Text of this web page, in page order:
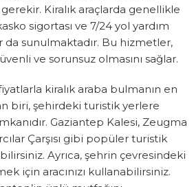
Kiralık araçlarda genellikle
sigortası ve 7/24 yol yardım
sunulmaktadır. Bu hizmetler,
ve sorunsuz olmasını sağlar.
kiralık araba bulmanın en
biri, şehirdeki turistik yerlere
Gaziantep Kalesi, Zeugma
Çarşısı gibi popüler turistik
Ayrıca, şehrin çevresindeki
için aracınızı kullanabilirsiniz.